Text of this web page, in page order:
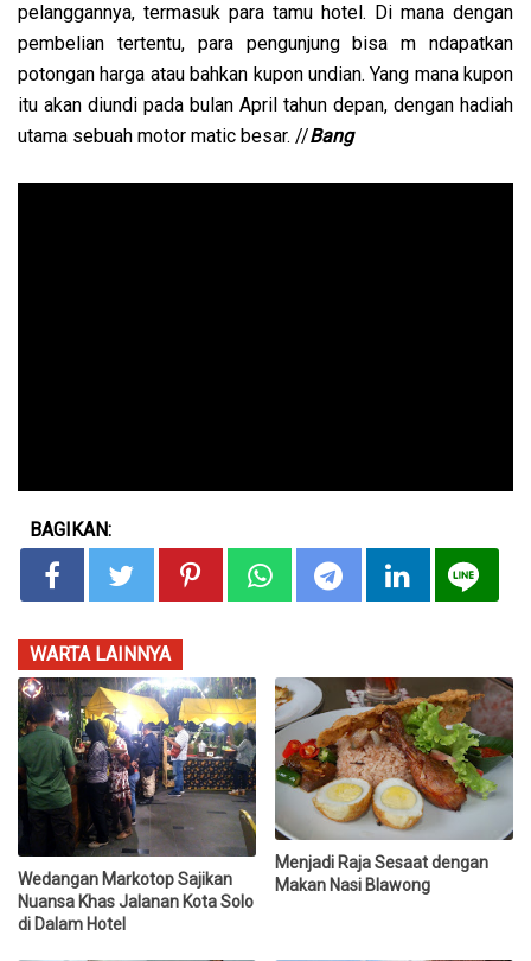
pelanggannya, termasuk para tamu hotel. Di mana dengan
pembelian tertentu, para pengunjung bisa m ndapatkan
potongan harga atau bahkan kupon undian. Yang mana kupon
itu akan diundi pada bulan April tahun depan, dengan hadiah
utama sebuah motor matic besar. //Bang
BAGIKAN:
WARTA LAINNYA
Wedangan Markotop Sajikan
Nuansa Khas Jalanan Kota Solo
di Dalam Hotel
Menjadi Raja Sesaat dengan
Makan Nasi Blawong